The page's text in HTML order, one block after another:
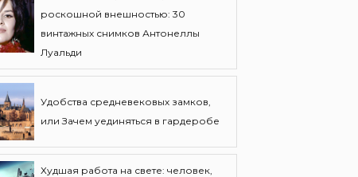
роскошной внешностью: 30
винтажных снимков Антонеллы
Луальди
Удобства средневековых замков,
или Зачем уединяться в гардеробе
Худшая работа на свете: человек,